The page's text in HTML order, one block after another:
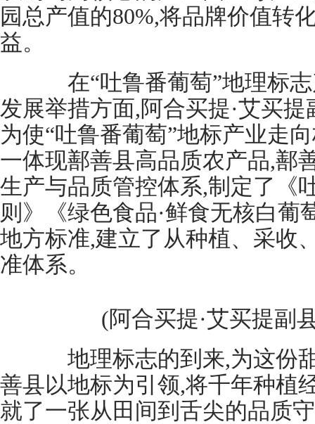
园总产值的80%,将品牌价值转
益。
在“吐鲁番葡萄”地理标志
发展举措方面,阿合买提·艾买
为使“吐鲁番葡萄”地标产业走
一体现鄯善县高品质农产品,鄯
生产与品质管控体系,制定了《
则》《绿色食品·鲜食无核白葡
地方标准,建立了从种植、采收
准体系。
(阿合买提·艾买提副
地理标志的到来,为这份
善县以地标为引领,将千年种植
就了一张从田间到舌尖的品质